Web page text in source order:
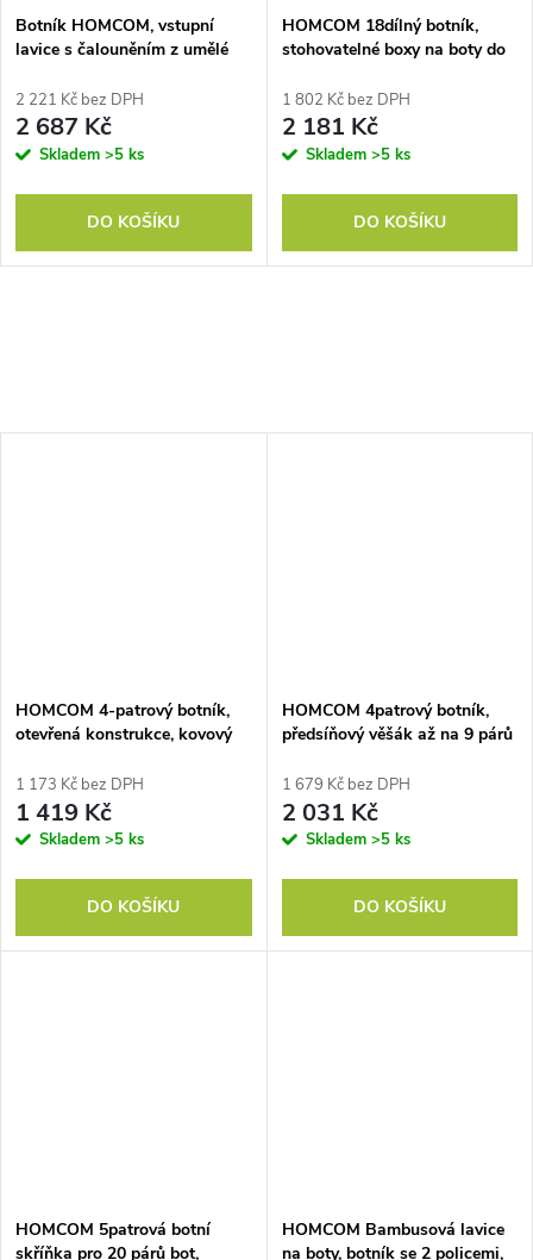
Botník HOMCOM, vstupní
lavice s čalouněním z umělé
chodby, vstupního prostoru,
112 x 37 x 47 cm, tmavě šedá
2 221 Kč bez DPH
2 687 Kč
Skladem >5 ks
DO KOŠÍKU
HOMCOM 18dílný botník,
stohovatelné boxy na boty do
dvířka, plast, 28 x 36 x 21 cm
1 802 Kč bez DPH
2 181 Kč
Skladem >5 ks
DO KOŠÍKU
HOMCOM 4-patrový botník,
otevřená konstrukce, kovový
70x30x65 cm, hnědá/černá
barva
1 173 Kč bez DPH
1 419 Kč
Skladem >5 ks
DO KOŠÍKU
HOMCOM 4patrový botník,
předsíňový věšák až na 9 párů
1 679 Kč bez DPH
2 031 Kč
Skladem >5 ks
DO KOŠÍKU
HOMCOM 5patrová botní
skříňka pro 20 párů bot,
HOMCOM Bambusová lavice
na boty, botník se 2 policemi,